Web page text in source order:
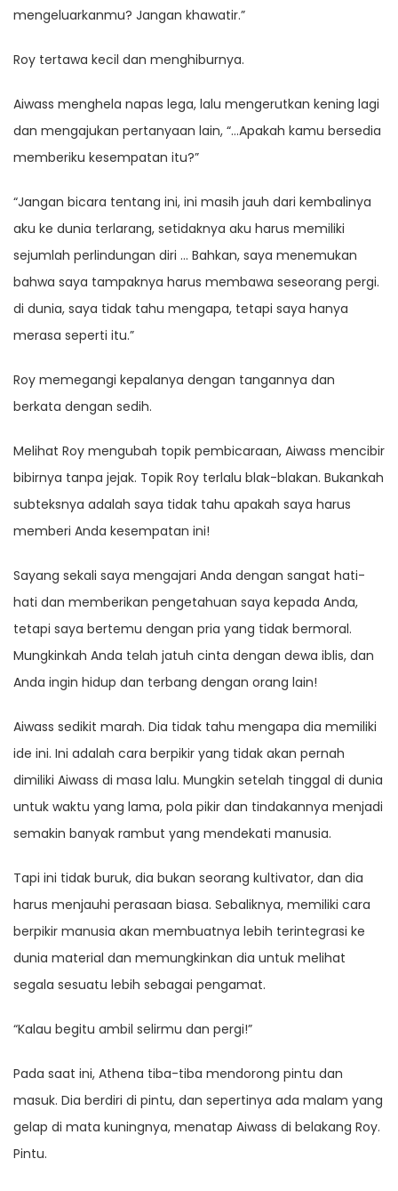
mengeluarkanmu? Jangan khawatir.”
Roy tertawa kecil dan menghiburnya.
Aiwass menghela napas lega, lalu mengerutkan kening lagi
dan mengajukan pertanyaan lain, “…Apakah kamu bersedia
memberiku kesempatan itu?”
“Jangan bicara tentang ini, ini masih jauh dari kembalinya
aku ke dunia terlarang, setidaknya aku harus memiliki
sejumlah perlindungan diri … Bahkan, saya menemukan
bahwa saya tampaknya harus membawa seseorang pergi.
di dunia, saya tidak tahu mengapa, tetapi saya hanya
merasa seperti itu.”
Roy memegangi kepalanya dengan tangannya dan
berkata dengan sedih.
Melihat Roy mengubah topik pembicaraan, Aiwass mencibir
bibirnya tanpa jejak. Topik Roy terlalu blak-blakan. Bukankah
subteksnya adalah saya tidak tahu apakah saya harus
memberi Anda kesempatan ini!
Sayang sekali saya mengajari Anda dengan sangat hati-
hati dan memberikan pengetahuan saya kepada Anda,
tetapi saya bertemu dengan pria yang tidak bermoral.
Mungkinkah Anda telah jatuh cinta dengan dewa iblis, dan
Anda ingin hidup dan terbang dengan orang lain!
Aiwass sedikit marah. Dia tidak tahu mengapa dia memiliki
ide ini. Ini adalah cara berpikir yang tidak akan pernah
dimiliki Aiwass di masa lalu. Mungkin setelah tinggal di dunia
untuk waktu yang lama, pola pikir dan tindakannya menjadi
semakin banyak rambut yang mendekati manusia.
Tapi ini tidak buruk, dia bukan seorang kultivator, dan dia
harus menjauhi perasaan biasa. Sebaliknya, memiliki cara
berpikir manusia akan membuatnya lebih terintegrasi ke
dunia material dan memungkinkan dia untuk melihat
segala sesuatu lebih sebagai pengamat.
“Kalau begitu ambil selirmu dan pergi!”
Pada saat ini, Athena tiba-tiba mendorong pintu dan
masuk. Dia berdiri di pintu, dan sepertinya ada malam yang
gelap di mata kuningnya, menatap Aiwass di belakang Roy.
Pintu.